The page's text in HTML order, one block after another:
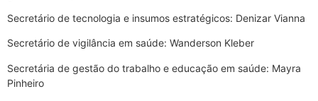
Secretário de tecnologia e insumos estratégicos: Denizar Vianna
Secretário de vigilância em saúde: Wanderson Kleber
Secretária de gestão do trabalho e educação em saúde: Mayra
Pinheiro